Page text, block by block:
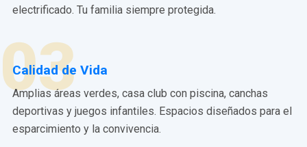
electrificado. Tu familia siempre protegida.
03
Calidad de Vida
Amplias áreas verdes, casa club con piscina, canchas
deportivas y juegos infantiles. Espacios diseñados para el
esparcimiento y la convivencia.